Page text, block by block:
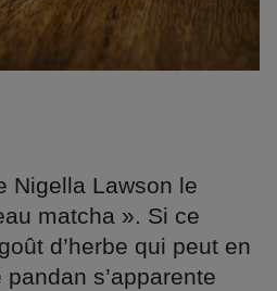
Nigella Lawson le
matcha ». Si ce
d’herbe qui peut en
s’apparente